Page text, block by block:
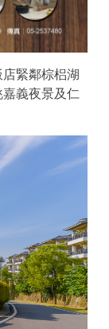
緊鄰棕梠湖
義夜景及仁